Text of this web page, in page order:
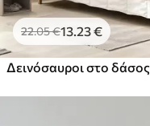
22.05€13 .23€
Δεινόσαυροι στο δάσος